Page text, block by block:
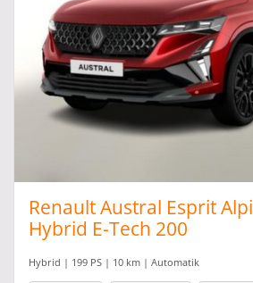
Renault Austral Esprit
Hybrid E-Tech 200
Hybrid | 199 PS | 10 km | Automatik